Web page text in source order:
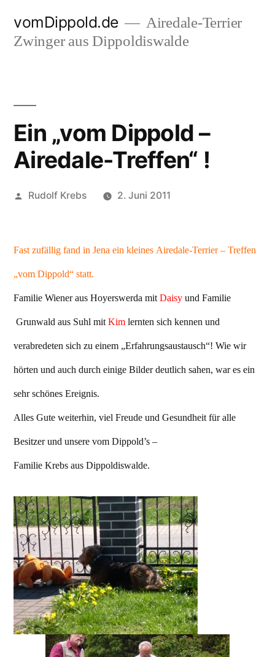
Inhalt
vomDippold.de
Airedale-Terrier
Zwinger aus Dippoldiswalde
Ein „vom Dippold –
Airedale-Treffen“ !
Veröffentlicht
Rudolf Krebs 2. Juni 2011
Fast zufällig fand in Jena ein kleines Airedale-Terrier – Treffen
„vom Dippold“ statt.
Familie Wiener aus Hoyerswerda mitDaisy und Familie
Grunwald aus Suhl mitKim lernten sich kennen und
verabredeten sich zu einem „Erfahrungsaustausch“! Wie wir
hörten und auch durch einige Bilder deutlich sahen, war es ein
sehr schönes Ereignis.
Alles Gute weiterhin, viel Freude und Gesundheit für alle
Besitzer und unsere vom Dippold’s –
Familie Krebs aus Dippoldiswalde.